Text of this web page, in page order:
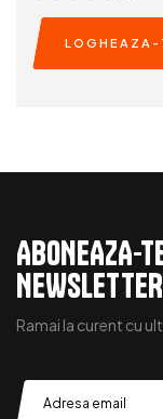
LOGHEAZA-
ABONEAZA-
NEWSLETTER
Ramai la curent cu